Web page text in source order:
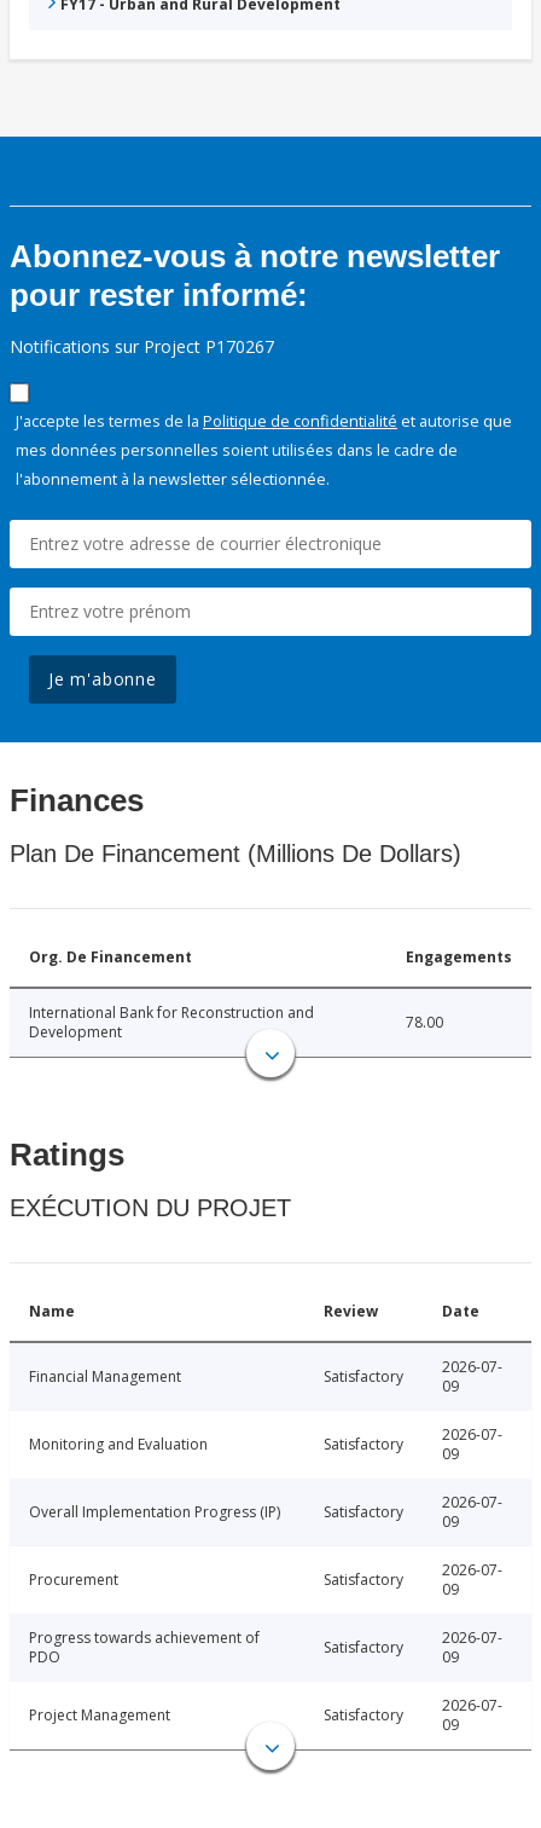
FY17 - Urban and Rural Development
Abonnez-vous à notre newsletter
pour rester informé:
Notifications sur Project P170267
J'accepte les termes de la Politique de confidentialité et autorise que
mes données personnelles soient utilisées dans le cadre de
l'abonnement à la newsletter sélectionnée.
Je m'abonne
Finances
Plan De Financement (Millions De Dollars)
Org. De Financement Engagements
International Bank for Reconstruction and
Development
78.00
Ratings
EXÉCUTION DU PROJET
Name Review Date
Financial Management Satisfactory
2026-07-
09
Monitoring and Evaluation Satisfactory
2026-07-
09
Overall Implementation Progress (IP) Satisfactory
2026-07-
09
Procurement Satisfactory
2026-07-
09
Progress towards achievement of
PDO
Satisfactory
2026-07-
09
Project Management Satisfactory
2026-07-
09